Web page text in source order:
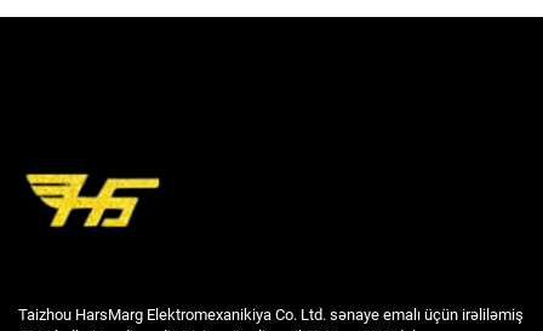
Taizhou HarsMarg Elektromexanikiya Co. Ltd. sənaye emalı üçün irəliləmiş